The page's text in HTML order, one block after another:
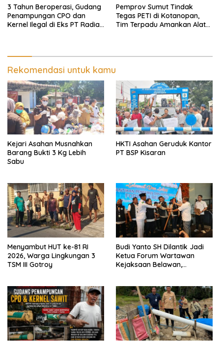
3 Tahun Beroperasi, Gudang
Penampungan CPO dan
Kernel Ilegal di Eks PT Radian
Pemprov Sumut Tindak
Tegas PETI di Kotanopan,
Tim Terpadu Amankan Alat
Rekomendasi untuk kamu
Kejari Asahan Musnahkan
Barang Bukti 3 Kg Lebih
Sabu
HKTI Asahan Geruduk Kantor
PT BSP Kisaran
Menyambut HUT ke-81 RI
2026, Warga Lingkungan 3
TSM III Gotroy
Budi Yanto SH Dilantik Jadi
Ketua Forum Wartawan
Kejaksaan Belawan,
Pendampingan Hukum dan
Ekomoni Semua Anggota